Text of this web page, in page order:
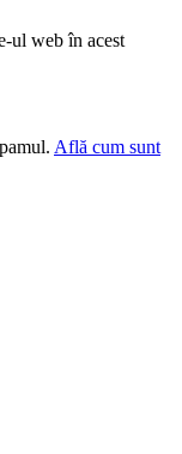
ul web în acest
Află cum sunt